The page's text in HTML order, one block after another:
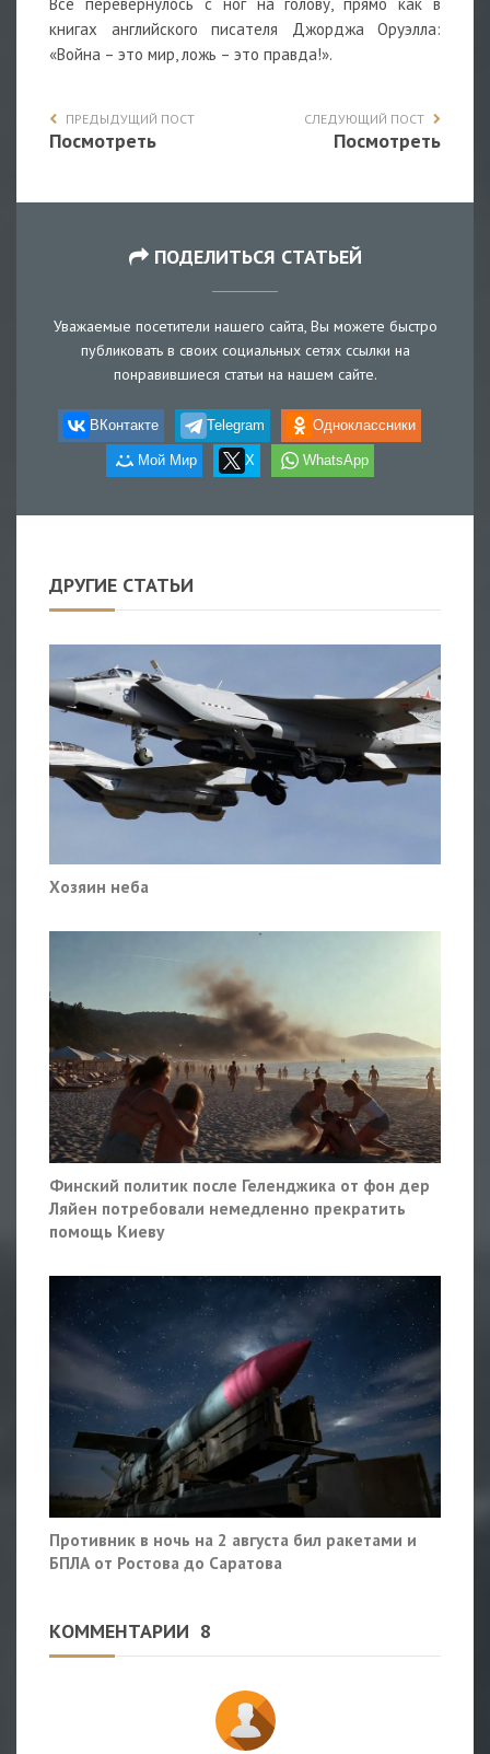
книгах английского писателя Джорджа Оруэлла:
«Война – это мир, ложь – это правда!».
ПРЕДЫДУЩИЙ ПОСТ
Посмотреть
СЛЕДУЮЩИЙ ПОСТ
Посмотреть
ПОДЕЛИТЬСЯ СТАТЬЕЙ
Уважаемые посетители нашего сайта, Вы можете быстро
публиковать в своих социальных сетях ссылки на
понравившиеся статьи на нашем сайте.
ВКонтакте Telegram Одноклассники
Мой Мир X WhatsApp
ДРУГИЕ СТАТЬИ
Хозяин неба
Финский политик после Геленджика от фон дер
Ляйен потребовали немедленно прекратить
помощь Киеву
Противник в ночь на 2 августа бил ракетами и
БПЛА от Ростова до Саратова
КОММЕНТАРИИ 8